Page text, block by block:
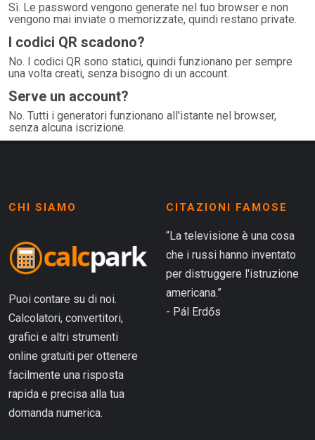
Sì. Le password vengono generate nel tuo browser e non
vengono mai inviate o memorizzate, quindi restano private.
I codici QR scadono?
No. I codici QR sono statici, quindi funzionano per sempre
una volta creati, senza bisogno di un account.
Serve un account?
No. Tutti i generatori funzionano all'istante nel browser,
senza alcuna iscrizione.
CHI SIAMO
Puoi contare su di noi.
Calcolatori, convertitori,
grafici e altri strumenti
online gratuiti per ottenere
facilmente una risposta
rapida e precisa alla tua
domanda numerica.
CITAZIONI FAMOSE
“La televisione è una cosa
che i russi hanno inventato
per distruggere l'istruzione
americana.”
- Pál Erdős